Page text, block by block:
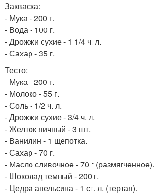
Закваска:
- Мука - 200 г.
- Вода - 100 г.
- Дрожжи сухие - 1 1/4 ч. л.
- Сахар - 35 г.
Тесто:
- Мука - 200 г.
- Молоко - 55 г.
- Соль - 1/2 ч. л.
- Дрожжи сухие - 3/4 ч. л.
- Желток яичный - 3 шт.
- Ванилин - 1 щепотка.
- Сахар - 70 г.
- Масло сливочное - 70 г (размягченное).
- Шоколад темный - 200 г.
- Цедра апельсина - 1 ст. л. (тертая).